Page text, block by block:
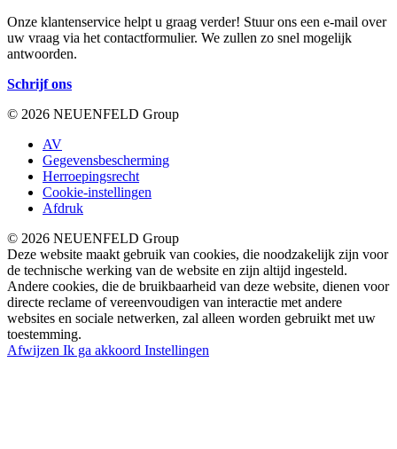
Onze klantenservice helpt u graag verder! Stuur ons een e-mail over
uw vraag via het contactformulier. We zullen zo snel mogelijk
antwoorden.
Schrijf ons
© 2026 NEUENFELD Group
AV
Gegevensbescherming
Herroepingsrecht
Cookie-instellingen
Afdruk
© 2026 NEUENFELD Group
Deze website maakt gebruik van cookies, die noodzakelijk zijn voor
de technische werking van de website en zijn altijd ingesteld.
Andere cookies, die de bruikbaarheid van deze website, dienen voor
directe reclame of vereenvoudigen van interactie met andere
websites en sociale netwerken, zal alleen worden gebruikt met uw
toestemming.
Afwijzen Ik ga akkoord Instellingen